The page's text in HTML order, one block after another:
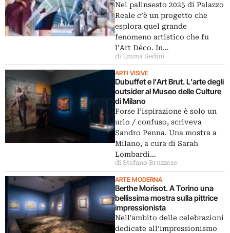
Nel palinsesto 2025 di Palazzo
Reale c’è un progetto che
esplora quel grande
fenomeno artistico che fu
l’Art Déco. In…
di Emma Sedini
ARTI VISIVE
Dubuffet e l’Art Brut. L’arte degli
outsider al Museo delle Culture
di Milano
Forse l’ispirazione è solo un
urlo / confuso, scriveva
Sandro Penna. Una mostra a
Milano, a cura di Sarah
Lombardi…
di Stefano Bruzzese
ARTE MODERNA
Berthe Morisot. A Torino una
bellissima mostra sulla pittrice
impressionista
Nell'ambito delle celebrazioni
dedicate all’impressionismo